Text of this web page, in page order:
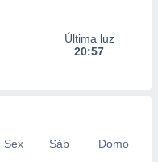
Última luz
20:57
Sex Sáb
Domo